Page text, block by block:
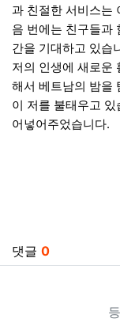
과 친절한 서비스는
음 번에는 친구들과
간을 기대하고 있습
저의 인생에 새로운
해서 베트남의 밤을
이 저를 불태우고
어넣어주었습니다.
댓글 0